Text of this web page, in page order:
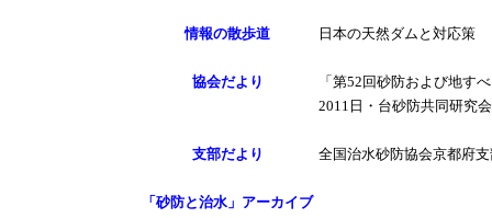
情報の散歩道 日本の天然ダムと対応策
協会だより
「第52回砂防および地す
2011日・台砂防共同研究
支部だより 全国治水砂防協会京都府
「砂防と治水」アーカイブ